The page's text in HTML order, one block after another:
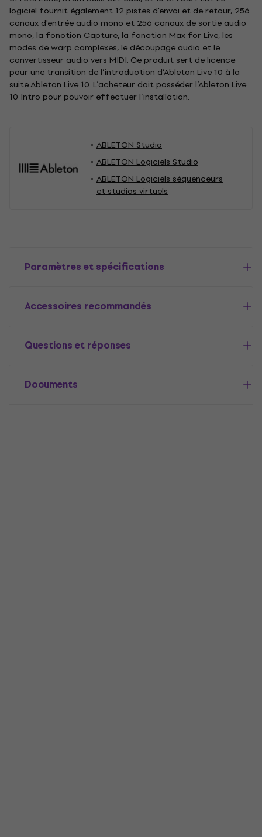
logiciel fournit également 12 pistes d'envoi et de retour, 256
canaux d'entrée audio mono et 256 canaux de sortie audio
mono, la fonction Capture, la fonction Max for Live, les
modes de warp complexes, le découpage audio et le
convertisseur audio vers MIDI. Ce produit sert de licence
pour une transition de l’introduction d’Ableton Live 10 à la
suite Ableton Live 10. L’acheteur doit posséder l’Ableton Live
10 Intro pour pouvoir effectuer l’installation.
ABLETON Studio
ABLETON Logiciels Studio
ABLETON Logiciels séquenceurs
et studios virtuels
Paramètres et spécifications
Accessoires recommandés
Questions et réponses
Documents